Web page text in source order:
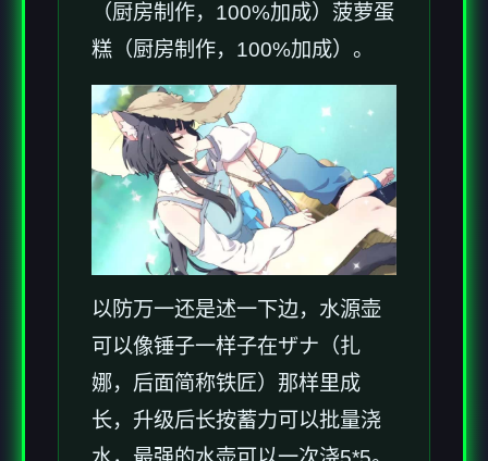
（厨房制作，100%加成）菠萝蛋
糕（厨房制作，100%加成）。
以防万一还是述一下边，水源壶
可以像锤子一样子在ザナ（扎
娜，后面简称铁匠）那样里成
长，升级后长按蓄力可以批量浇